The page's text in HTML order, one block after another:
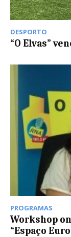
DESPORTO
“O Elvas”
PROGRAMAS
Workshop
“Espaço